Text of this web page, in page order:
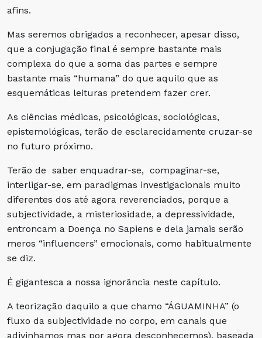
afins.
Mas seremos obrigados a reconhecer, apesar disso,
que a conjugação final é sempre bastante mais
complexa do que a soma das partes e sempre
bastante mais “humana” do que aquilo que as
esquemáticas leituras pretendem fazer crer.
As ciências médicas, psicológicas, sociológicas,
epistemológicas, terão de esclarecidamente cruzar-se
no futuro próximo.
Terão de saber enquadrar-se, compaginar-se,
interligar-se, em paradigmas investigacionais muito
diferentes dos até agora reverenciados, porque a
subjectividade, a misteriosidade, a depressividade,
entroncam a Doença no Sapiens e dela jamais serão
meros “influencers” emocionais, como habitualmente
se diz.
É gigantesca a nossa ignorância neste capítulo.
A teorização daquilo a que chamo “ÁGUAMINHA” (o
fluxo da subjectividade no corpo, em canais que
adivinhamos mas por agora desconhecemos), baseada